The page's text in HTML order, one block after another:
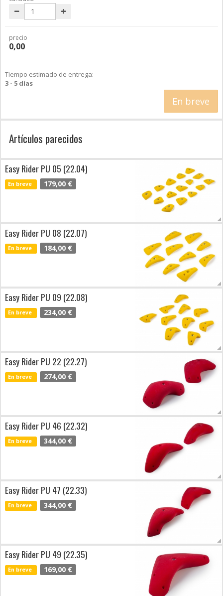
precio
0,00
Tiempo estimado de entrega:
3 - 5 días
En breve
Artículos parecidos
Easy Rider PU 05 (22.04)
En breve 179,00 €
Easy Rider PU 08 (22.07)
En breve 184,00 €
Easy Rider PU 09 (22.08)
En breve 234,00 €
Easy Rider PU 22 (22.27)
En breve 274,00 €
Easy Rider PU 46 (22.32)
En breve 344,00 €
Easy Rider PU 47 (22.33)
En breve 344,00 €
Easy Rider PU 49 (22.35)
En breve 169,00 €